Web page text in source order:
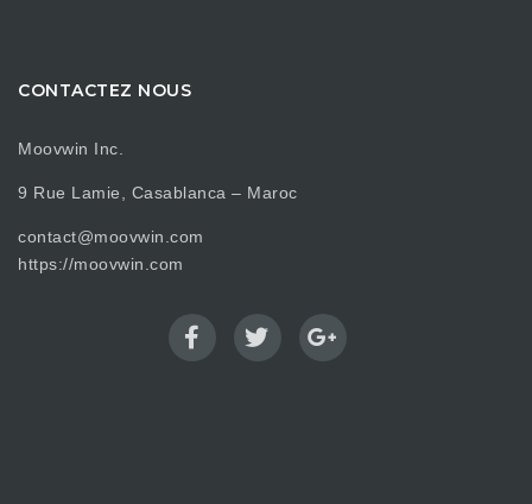
CONTACTEZ NOUS
Moovwin Inc.
9 Rue Lamie, Casablanca – Maroc
contact@moovwin.com
https://moovwin.com